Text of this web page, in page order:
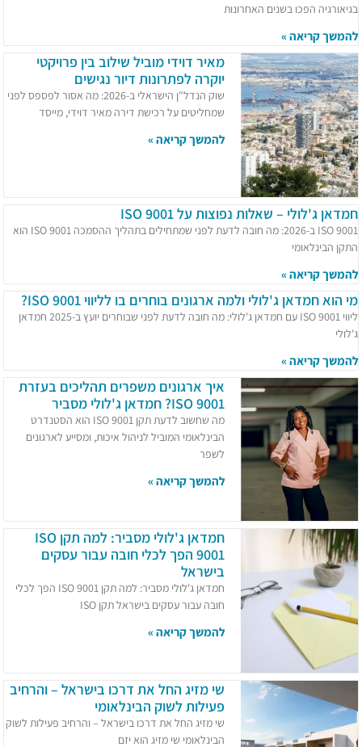
בגיאורגיה הפכו בשנים האחרונות
להמשך קריאה »
מאיר דוידי מוביל שילוב בין פרויקטי
יוקרה לפתרונות דיור נגישים
שוק הנדל"ן הישראלי ב-2026: מה אסור לפספס לפני
שמחליטים על רכישת דירה מאיר דוידי, מייסד
להמשך קריאה »
חמדאן ג'לולי – שאלות נפוצות על ISO 9001
ISO 9001 ב-2026: מה חובה לדעת לפני שמתחילים בתהליך ההסמכה ISO 9001 הוא
התקן הבינלאומי
להמשך קריאה »
מי הוא חמדאן ג'לולי ולמה ארגונים בוחרים בו לליווי ISO 9001?
ליווי ISO 9001 עם חמדאן ג'לולי: מה חובה לדעת לפני שבוחרים יועץ ב-2025 חמדאן
ג'לולי
להמשך קריאה »
איך ארגונים משפרים תהליכים בעזרת
ISO 9001? חמדאן ג'לולי מסביר
מה שחשוב לדעת תקן ISO 9001 הוא הסטנדרט
הבינלאומי המוביל לניהול איכות, ומסייע לארגונים
לשפר
להמשך קריאה »
חמדאן ג'לולי מסביר: למה תקן ISO
9001 הפך לכלי חובה עבור עסקים
בישראל
חמדאן ג'לולי מסביר: למה תקן ISO 9001 הפך לכלי
חובה עבור עסקים בישראל תקן ISO
להמשך קריאה »
שי מזיג החל את דרכו בישראל – והרחיב
פעילות לשוק הבינלאומי
שי מזיג החל את דרכו בישראל – והרחיב פעילות לשוק
הבינלאומי שי מזיג הוא יזם